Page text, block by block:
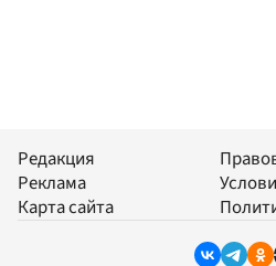
Редакция
Реклама
Карта сайта